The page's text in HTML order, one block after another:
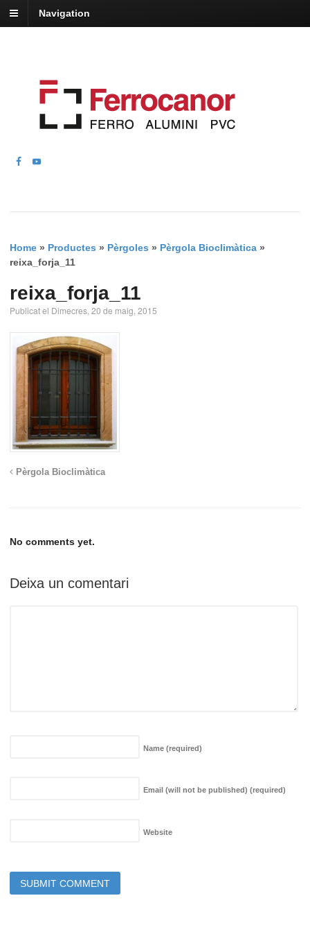
Navigation
Home » Productes » Pèrgoles » Pèrgola Bioclimàtica »
reixa_forja_11
reixa_forja_11
Publicat el Dimecres, 20 de maig, 2015
Pèrgola Bioclimàtica
No comments yet.
Deixa un comentari
Name (required)
Email (will not be published) (required)
Website